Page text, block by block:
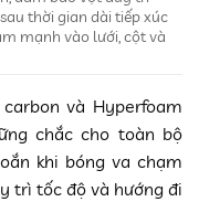
thời gian dài tiếp xúc
mạnh vào lưới, cột và
và Hyperfoam
chắc cho toàn bộ
khi bóng va chạm
trì tốc độ và hướng đi